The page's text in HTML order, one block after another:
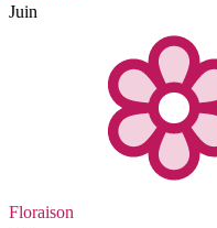
Juin
Floraison